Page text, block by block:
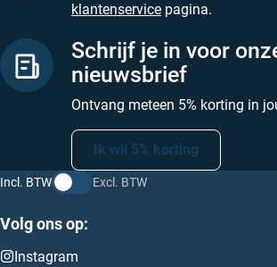
klantenservice pagina.
Schrijf je in voor
nieuwsbrief
Ontvang meteen 5% korting in
Ik wil 5% korting
Incl. BTW Excl. BTW
Volg ons op:
Instagram